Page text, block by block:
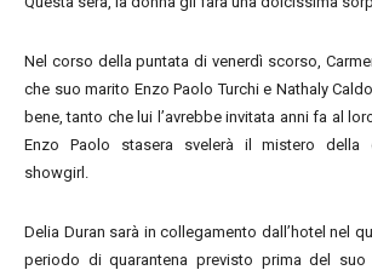
Nel corso della puntata di venerdì scorso,
che suo marito Enzo Paolo Turchi e Nathaly
bene, tanto che lui l’avrebbe invitata anni fa al
Enzo Paolo stasera svelerà il mistero della
showgirl.
Delia Duran sarà in collegamento dall’hotel nel
periodo di quarantena previsto prima del